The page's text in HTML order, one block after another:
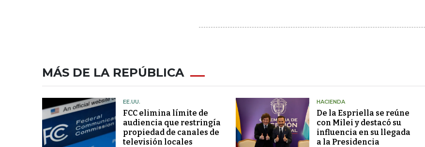
MÁS DE LA REPÚBLICA
EE.UU.
FCC elimina límite de
audiencia que restringía
propiedad de canales de
televisión locales
HACIENDA
De la Espriella se reúne
con Milei y destacó su
influencia en su llegada
a la Presidencia